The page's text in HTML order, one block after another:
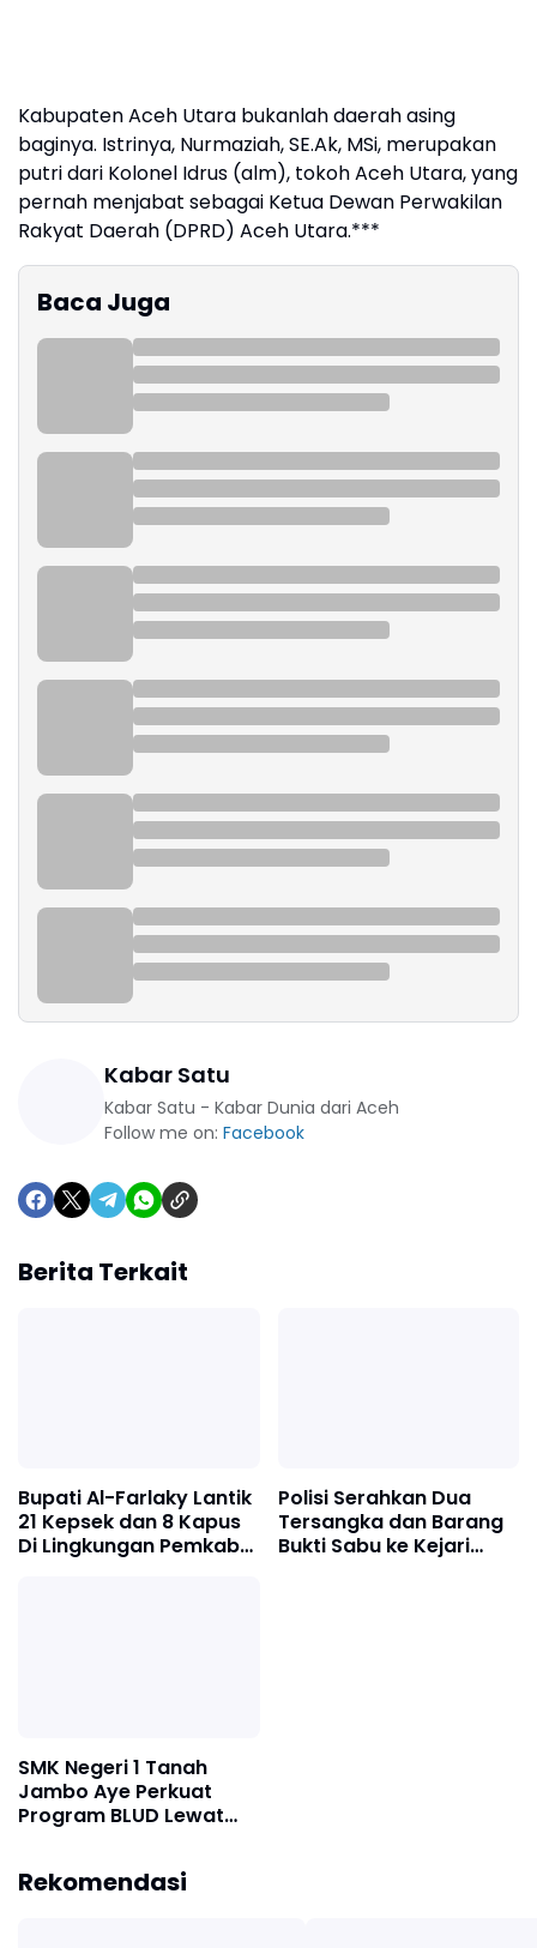
Kabupaten Aceh Utara bukanlah daerah asing
baginya. Istrinya, Nurmaziah, SE.Ak, MSi, merupakan
putri dari Kolonel Idrus (alm), tokoh Aceh Utara, yang
pernah menjabat sebagai Ketua Dewan Perwakilan
Rakyat Daerah (DPRD) Aceh Utara.***
Baca Juga
Kabar Satu
Kabar Satu - Kabar Dunia dari Aceh
Follow me on: Facebook
Berita Terkait
Bupati Al-Farlaky Lantik
21 Kepsek dan 8 Kapus
Di Lingkungan Pemkab
Polisi Serahkan Dua
Tersangka dan Barang
Bukti Sabu ke Kejari
SMK Negeri 1 Tanah
Jambo Aye Perkuat
Program BLUD Lewat
Rekomendasi